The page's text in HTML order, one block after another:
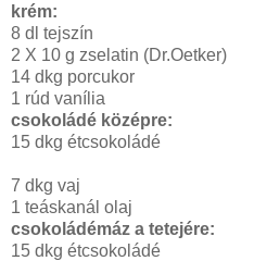
krém:
8 dl tejszín
2 X 10 g zselatin (Dr.Oetker)
14 dkg porcukor
1 rúd vanília
csokoládé középre:
15 dkg étcsokoládé
7 dkg vaj
1 teáskanál olaj
csokoládémáz a tetejére:
15 dkg étcsokoládé